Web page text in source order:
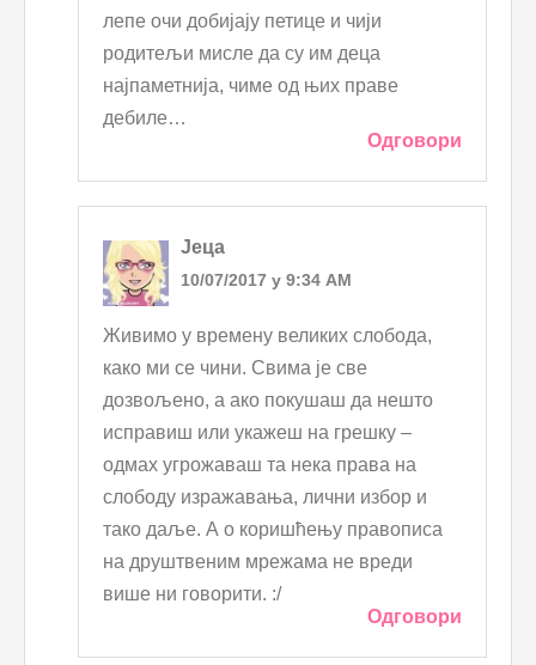
лепе очи добијају петице и чији
родитељи мисле да су им деца
најпаметнија, чиме од њих праве
дебиле…
Одговори
Јеца
10/07/2017 у 9:34 AM
Живимо у времену великих слобода,
како ми се чини. Свима је све
дозвољено, а ако покушаш да нешто
исправиш или укажеш на грешку –
одмах угрожаваш та нека права на
слободу изражавања, лични избор и
тако даље. А о коришћењу правописа
на друштвеним мрежама не вреди
више ни говорити. :/
Одговори